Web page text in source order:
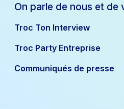
On parle de nous et de
Troc Ton Interview
Troc Party Entreprise
Communiqués de presse